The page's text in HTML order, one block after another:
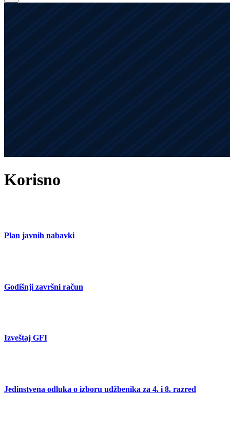
Korisno
Plan javnih nabavki
Godišnji završni račun
Izveštaj GFI
Jedinstvena odluka o izboru udžbenika za 4. i 8. razred